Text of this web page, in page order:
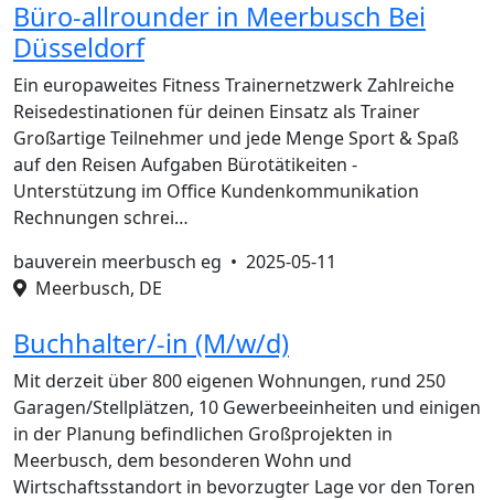
Büro-allrounder in Meerbusch Bei
Düsseldorf
Ein europaweites Fitness Trainernetzwerk Zahlreiche
Reisedestinationen für deinen Einsatz als Trainer
Großartige Teilnehmer und jede Menge Sport & Spaß
auf den Reisen Aufgaben Bürotätikeiten -
Unterstützung im Office Kundenkommunikation
Rechnungen schrei…
bauverein meerbusch eg • 2025-05-11
Meerbusch, DE
Buchhalter/-in (M/w/d)
Mit derzeit über 800 eigenen Wohnungen, rund 250
Garagen/Stellplätzen, 10 Gewerbeeinheiten und einigen
in der Planung befindlichen Großprojekten in
Meerbusch, dem besonderen Wohn und
Wirtschaftsstandort in bevorzugter Lage vor den Toren